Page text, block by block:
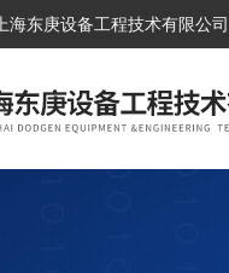
上海东庚设备工程技术有限公司